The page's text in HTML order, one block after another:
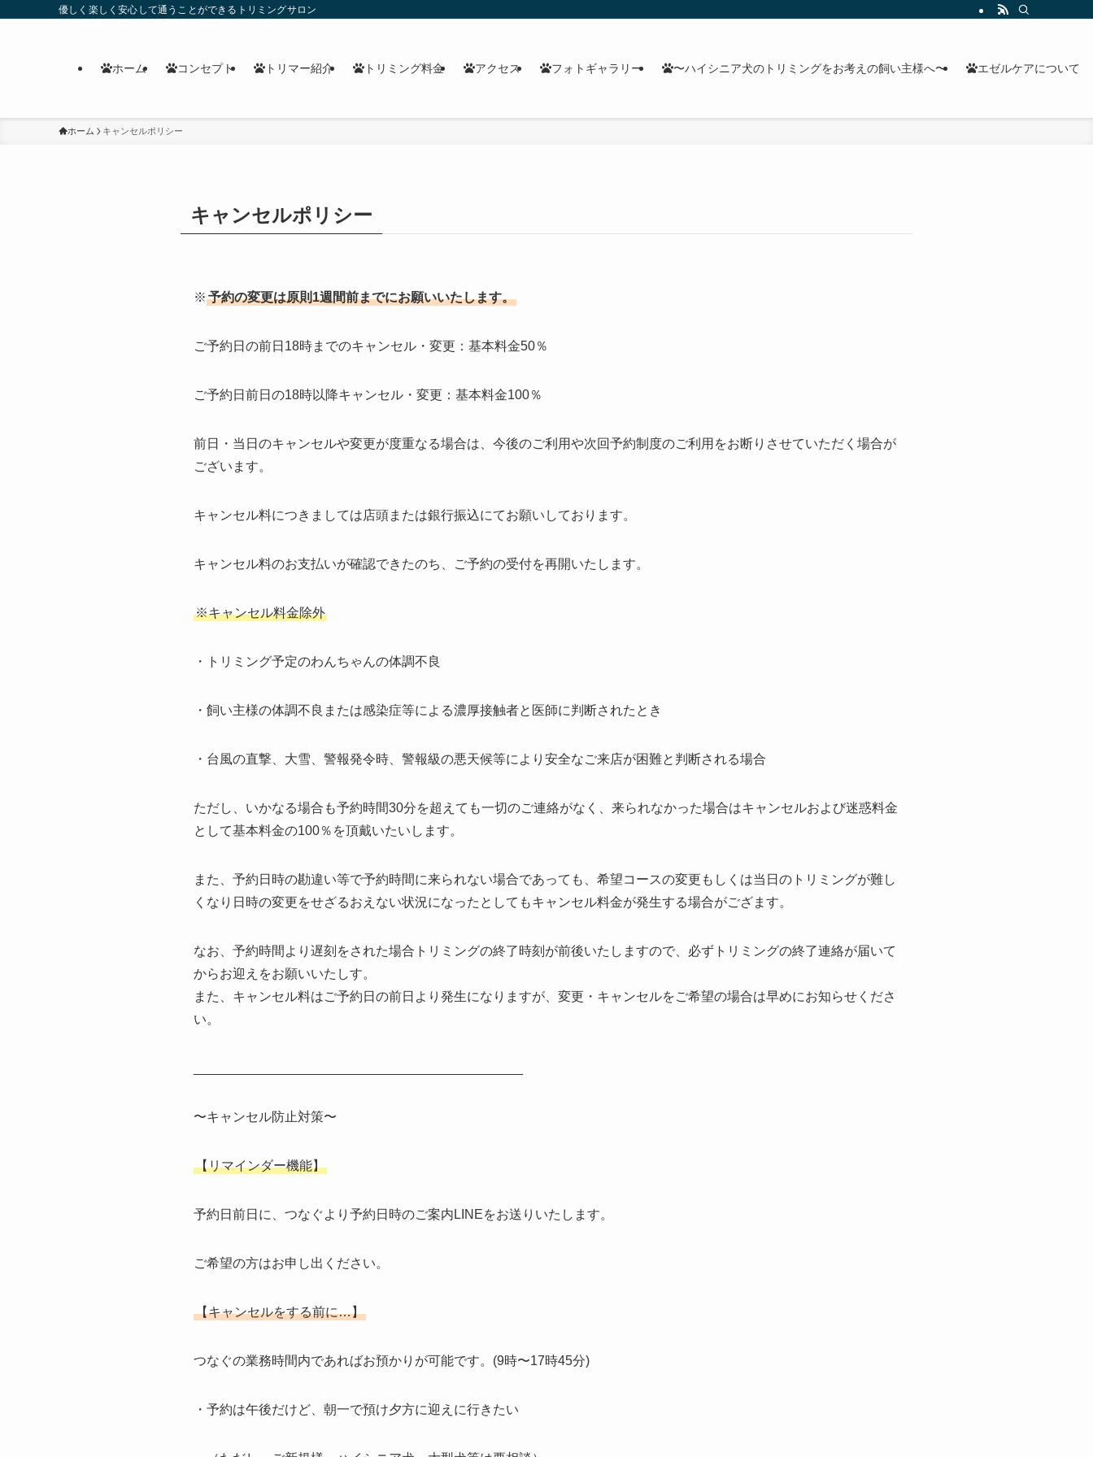
優しく楽しく安心して通うことができるトリミングサロン
ホーム コンセプト トリマー紹介 トリミング料金 アクセス フォトギャラリー 〜ハイシニア犬のトリミングをお考えの飼い主様へ〜 エゼルケアについて
ホーム キャンセルポリシー
キャンセルポリシー
※ 予約の変更は原則1週間前までにお願いいたします。
ご予約日の前日18時までのキャンセル・変更：基本料金50％
ご予約日前日の18時以降キャンセル・変更：基本料金100％
前日・当日のキャンセルや変更が度重なる場合は、今後のご利用や次回予約制度のご利用をお断りさせていただく場合が
ございます。
キャンセル料につきましては店頭または銀行振込にてお願いしております。
キャンセル料のお支払いが確認できたのち、ご予約の受付を再開いたします。
※キャンセル料金除外
・トリミング予定のわんちゃんの体調不良
・飼い主様の体調不良または感染症等による濃厚接触者と医師に判断されたとき
・台風の直撃、大雪、警報発令時、警報級の悪天候等により安全なご来店が困難と判断される場合
ただし、いかなる場合も予約時間30分を超えても一切のご連絡がなく、来られなかった場合はキャンセルおよび迷惑料金
として基本料金の100％を頂戴いたいします。
また、予約日時の勘違い等で予約時間に来られない場合であっても、希望コースの変更もしくは当日のトリミングが難し
くなり日時の変更をせざるおえない状況になったとしてもキャンセル料金が発生する場合がござます。
なお、予約時間より遅刻をされた場合トリミングの終了時刻が前後いたしますので、必ずトリミングの終了連絡が届いて
からお迎えをお願いいたしす。
また、キャンセル料はご予約日の前日より発生になりますが、変更・キャンセルをご希望の場合は早めにお知らせくださ
い。
〜キャンセル防止対策〜
【リマインダー機能】
予約日前日に、つなぐより予約日時のご案内LINEをお送りいたします。
ご希望の方はお申し出ください。
【キャンセルをする前に…】
つなぐの業務時間内であればお預かりが可能です。(9時〜17時45分)
・予約は午後だけど、朝一で預け夕方に迎えに行きたい